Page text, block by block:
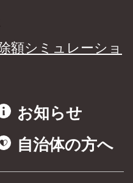
額シミュレーショ
お知らせ
自治体の方へ